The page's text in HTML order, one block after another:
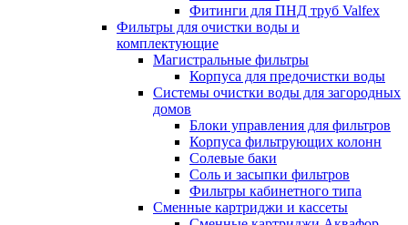
Фитинги для ПНД труб Valfex
Фильтры для очистки воды и
комплектующие
Магистральные фильтры
Корпуса для предочистки воды
Системы очистки воды для загородных
домов
Блоки управления для фильтров
Корпуса фильтрующих колонн
Солевые баки
Соль и засыпки фильтров
Фильтры кабинетного типа
Сменные картриджи и кассеты